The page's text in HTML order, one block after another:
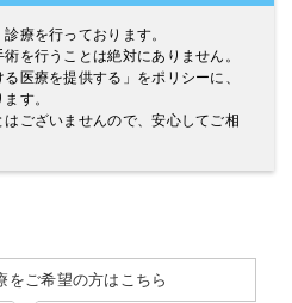
療を行っております。
を行うことは絶対にありません。
医療を提供する」をポリシーに、
す。
ございませんので、安心してご相
をご希望の方はこちら